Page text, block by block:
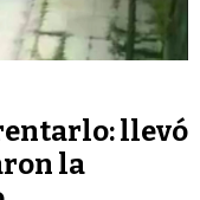
llevó
la